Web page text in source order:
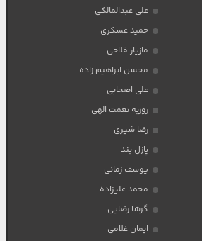
علی عبدالمالکی
حمید عسکری
مازیار فلاحی
محسن ابراهیم زاده
علی اصحابی
روزبه نعمت الهی
رضا شیری
پازل بند
یوسف زمانی
محمد علیزاده
گرشا رضایی
ایمان غلامی